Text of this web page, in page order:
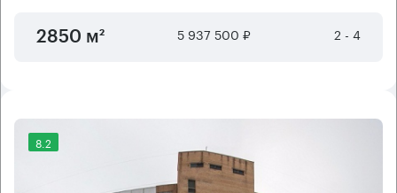
2850 м² 5 937 500 ₽ 2 - 4
8.2